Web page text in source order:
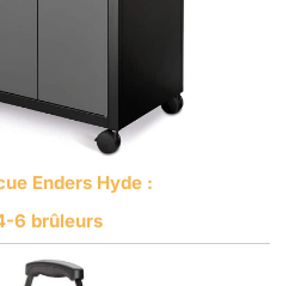
Enders Hyde :
6 brûleurs